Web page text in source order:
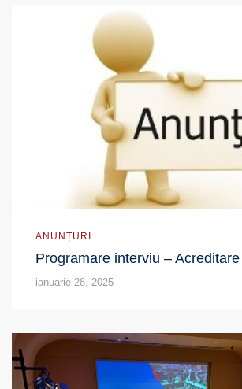
ANUNȚURI
Programare interviu –
ianuarie 28, 2025